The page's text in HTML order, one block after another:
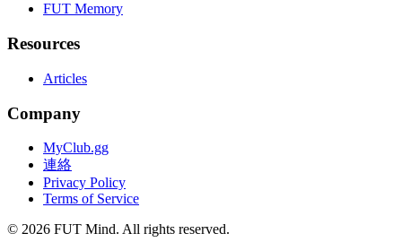
FUT Memory
Resources
Articles
Company
MyClub.gg
連絡
Privacy Policy
Terms of Service
© 2026 FUT Mind. All rights reserved.